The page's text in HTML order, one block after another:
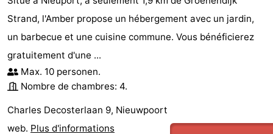
Strand, l'Amber propose un hébergement avec un jardin,
un barbecue et une cuisine commune. Vous bénéficierez
gratuitement d'une ...
Max. 10 personen.
Nombre de chambres: 4.
Charles Decosterlaan 9, Nieuwpoort
web. Plus d'informations